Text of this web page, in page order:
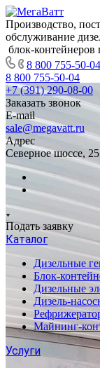
Производство,
обслуживание
блок-
8 800 755-50-04
8 800 755-50-04
+7 (391) 290-08-00
Заказать звонок
E-mail
sale@megavatt.ru
Адрес
Северное шоссе,
Подать заявку
Каталог
Дизельные
Блок-
Дизельные
Дизель-
Майнинг-
Услуги